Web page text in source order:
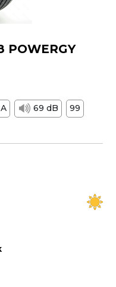
POWERGY
A 69 dB
99